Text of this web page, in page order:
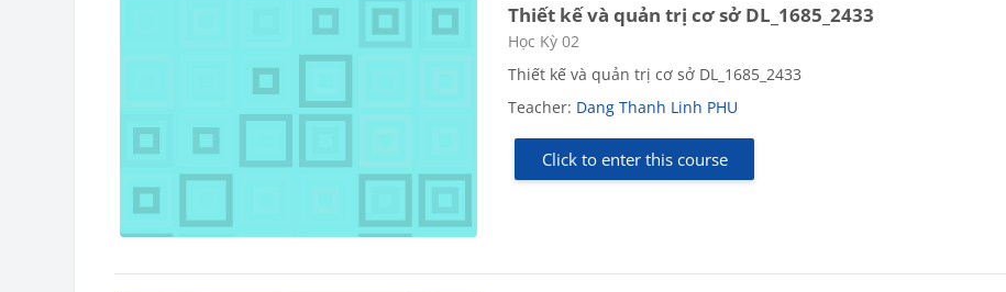
Thiết kế và quản trị cơ sở DL_1685_2433
Course category
Học Kỳ 02
Thiết kế và quản trị cơ sở DL_1685_2433
Teacher: Dang Thanh Linh PHU
Click to enter this course